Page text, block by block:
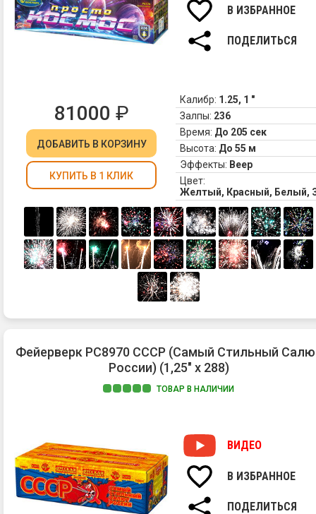
В ИЗБРАННОЕ
ПОДЕЛИТЬСЯ
81000 ₽
ДОБАВИТЬ В КОРЗИНУ
КУПИТЬ В 1 КЛИК
Калибр: 1.25, 1 "
Залпы: 236
Время: До 205 сек
Высота: До 55 м
Эффекты: Веер
Цвет:
Желтый, Красный, Белый,
Фейерверк РС8970 СССР (Самый Стильный
России) (1,25" х 288)
ТОВАР В НАЛИЧИИ
ВИДЕО
В ИЗБРАННОЕ
ПОДЕЛИТЬСЯ